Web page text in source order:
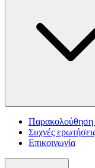
Παρακολούθηση
Συχνές
Επικοινωνία